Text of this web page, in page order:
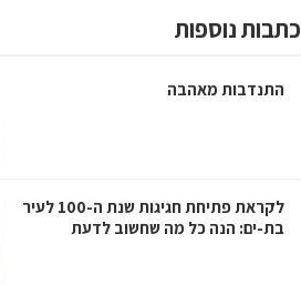
כתבות נוספות
התנדבות מאהבה
לקראת פתיחת חגיגות שנת ה-100 לעיר
בת-ים: הנה כל מה שחשוב לדעת